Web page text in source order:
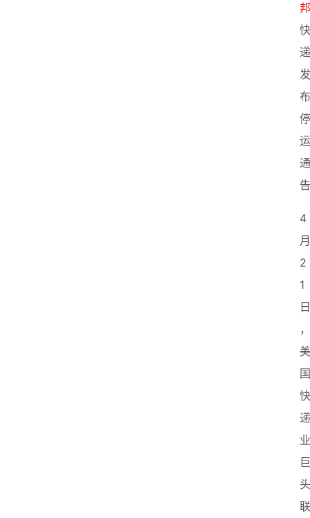
邦
快
递
发
布
停
运
通
告
4
月
2
1
日
，
美
国
快
递
业
巨
头
联